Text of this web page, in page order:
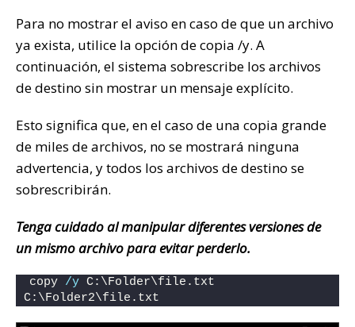
Para no mostrar el aviso en caso de que un archivo
ya exista, utilice la opción de copia /y. A
continuación, el sistema sobrescribe los archivos
de destino sin mostrar un mensaje explícito.
Esto significa que, en el caso de una copia grande
de miles de archivos, no se mostrará ninguna
advertencia, y todos los archivos de destino se
sobrescribirán.
Tenga cuidado al manipular diferentes versiones de
un mismo archivo para evitar perderlo.
copy /y C:\Folder\file.txt
C:\Folder2\file.txt